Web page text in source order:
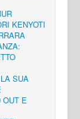
KENYOTI
SUA
OUT E